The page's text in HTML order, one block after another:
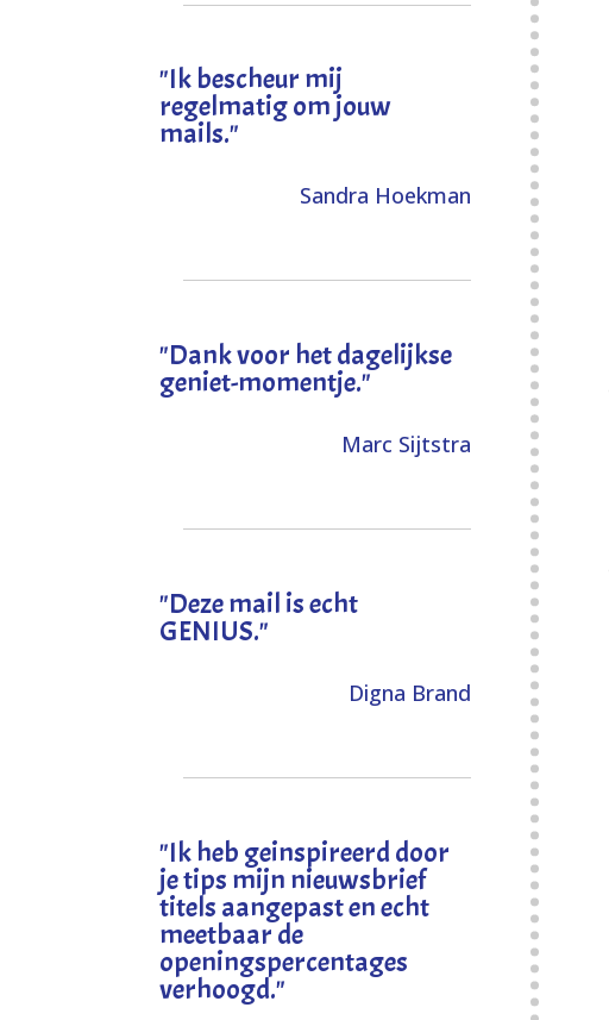
"Ik bescheur mij
regelmatig om jouw
mails."
Sandra Hoekman
"Dank voor het dagelijkse
geniet-momentje."
Marc Sijtstra
"Deze mail is echt
GENIUS."
Digna Brand
"Ik heb geinspireerd door
je tips mijn nieuwsbrief
titels aangepast en echt
meetbaar de
openingspercentages
verhoogd."